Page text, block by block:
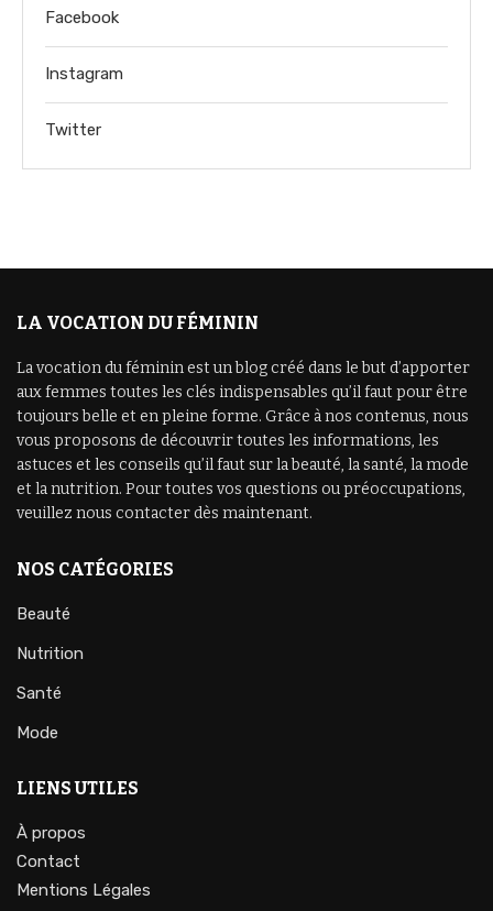
Facebook
Instagram
Twitter
LA VOCATION DU FÉMININ
La vocation du féminin est un blog créé dans le but d’apporter
aux femmes toutes les clés indispensables qu’il faut pour être
toujours belle et en pleine forme. Grâce à nos contenus, nous
vous proposons de découvrir toutes les informations, les
astuces et les conseils qu’il faut sur la beauté, la santé, la mode
et la nutrition. Pour toutes vos questions ou préoccupations,
veuillez nous contacter dès maintenant.
NOS CATÉGORIES
Beauté
Nutrition
Santé
Mode
LIENS UTILES
À propos
Contact
Mentions Légales